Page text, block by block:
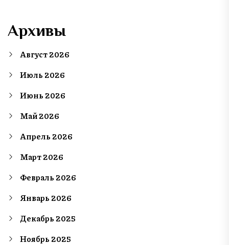
Архивы
Август 2026
Июль 2026
Июнь 2026
Май 2026
Апрель 2026
Март 2026
Февраль 2026
Январь 2026
Декабрь 2025
Ноябрь 2025